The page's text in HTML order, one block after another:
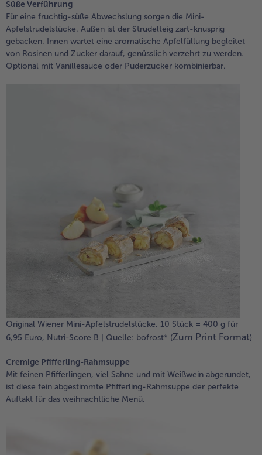
Süße Verführung
Für eine fruchtig-süße Abwechslung sorgen die Mini-
Apfelstrudelstücke. Außen ist der Strudelteig zart-knusprig
gebacken. Innen wartet eine aromatische Apfelfüllung begleitet
von Rosinen und Zucker darauf, genüsslich verzehrt zu werden.
Optional mit Vanillesauce oder Puderzucker kombinierbar.
Original Wiener Mini-Apfelstrudelstücke, 10 Stück = 400 g für
6,95 Euro, Nutri-Score B | Quelle: bofrost* (Zum Print Format)
Cremige Pfifferling-Rahmsuppe
Mit feinen Pfifferlingen, viel Sahne und mit Weißwein abgerundet,
ist diese fein abgestimmte Pfifferling-Rahmsuppe der perfekte
Auftakt für das weihnachtliche Menü.